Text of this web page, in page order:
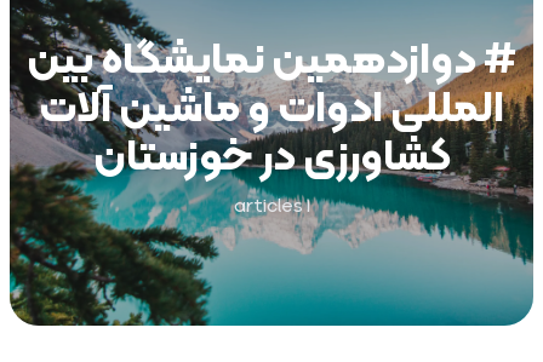
# دوازدهمین نمایشگاه بین
المللی ادوات و ماشین آلات
کشاورزی در خوزستان
1 articles